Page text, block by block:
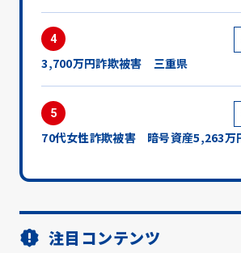
4
3,700万円詐欺被害 三重県
5
70代女性詐欺被害 暗号資産5,263
注目コンテンツ